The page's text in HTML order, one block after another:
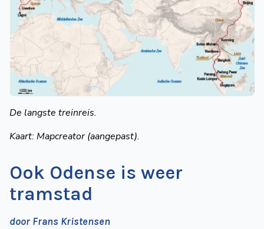
De langste treinreis.
Kaart: Mapcreator (aangepast).
Ook Odense is weer
tramstad
door Frans Kristensen